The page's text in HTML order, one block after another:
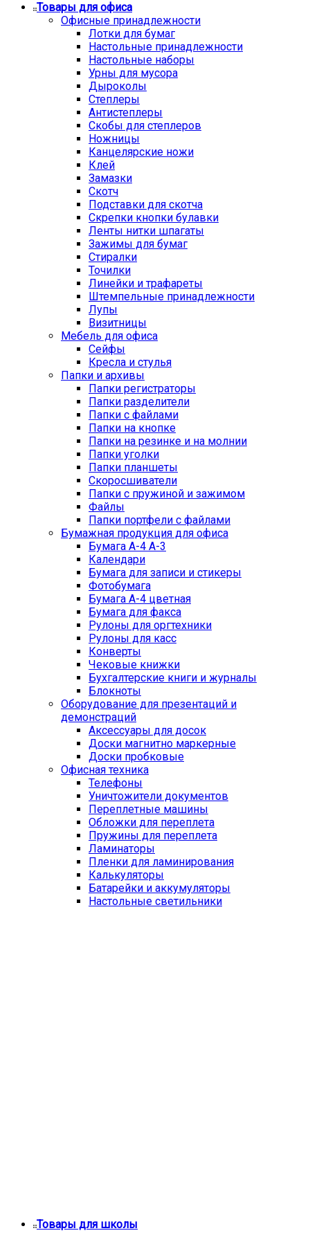
Товары для офиса
Офисные принадлежности
Лотки для бумаг
Настольные принадлежности
Настольные наборы
Урны для мусора
Дыроколы
Степлеры
Антистеплеры
Скобы для степлеров
Ножницы
Канцелярские ножи
Клей
Замазки
Скотч
Подставки для скотча
Скрепки кнопки булавки
Ленты нитки шпагаты
Зажимы для бумаг
Стиралки
Точилки
Линейки и трафареты
Штемпельные принадлежности
Лупы
Визитницы
Мебель для офиса
Сейфы
Кресла и стулья
Папки и архивы
Папки регистраторы
Папки разделители
Папки с файлами
Папки на кнопке
Папки на резинке и на молнии
Папки уголки
Папки планшеты
Скоросшиватели
Папки с пружиной и зажимом
Файлы
Папки портфели с файлами
Бумажная продукция для офиса
Бумага А-4 А-3
Календари
Бумага для записи и стикеры
Фотобумага
Бумага А-4 цветная
Бумага для факса
Рулоны для оргтехники
Рулоны для касс
Конверты
Чековые книжки
Бухгалтерские книги и журналы
Блокноты
Оборудование для презентаций и
демонстраций
Аксессуары для досок
Доски магнитно маркерные
Доски пробковые
Офисная техника
Телефоны
Уничтожители документов
Переплетные машины
Обложки для переплета
Пружины для переплета
Ламинаторы
Пленки для ламинирования
Калькуляторы
Батарейки и аккумуляторы
Настольные светильники
Товары для школы